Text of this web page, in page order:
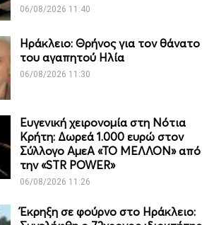
06/08/2026 11:40
Ηράκλειο: Θρήνος για τον θάνατο
του αγαπητού Ηλία
06/08/2026 11:30
Ευγενική χειρονομία στη Νότια
Κρήτη: Δωρεά 1.000 ευρώ στον
Σύλλογο ΑμεΑ «ΤΟ ΜΕΛΛΟΝ» από
την «STR POWER»
06/08/2026 11:26
Έκρηξη σε φούρνο στο Ηράκλειο: